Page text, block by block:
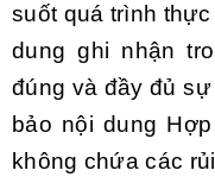
suốt quá trình
dung ghi nhận
đúng và đầy đủ
bảo nội dung
không chứa các